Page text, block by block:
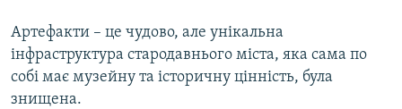
Артефакти – це чудово, але унікальна
інфраструктура стародавнього міста, яка сама по
собі має музейну та історичну цінність, була
знищена.